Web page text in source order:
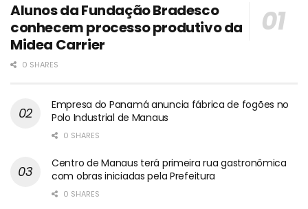
Alunos da Fundação Bradesco
conhecem processo produtivo da
Midea Carrier
0 SHARES
Empresa do Panamá anuncia fábrica de fogões no
Polo Industrial de Manaus
0 SHARES
Centro de Manaus terá primeira rua gastronômica
com obras iniciadas pela Prefeitura
0 SHARES